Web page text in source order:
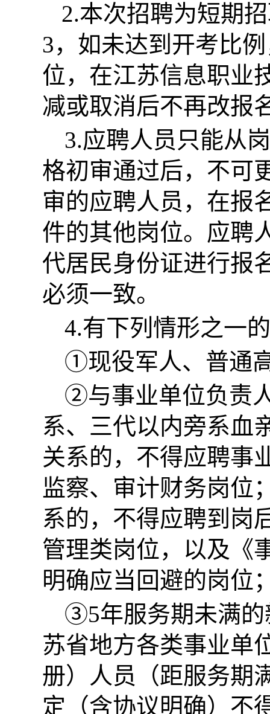
2.本次招聘为短期
3，如未达到开考比
位，在江苏信息职业
减或取消后不再改报
3.应聘人员只能从
格初审通过后，不可
审的应聘人员，在报
件的其他岗位。应聘
代居民身份证进行报
必须一致。
4.有下列情形之一
①现役军人、普通
②与事业单位负责
系、三代以内旁系血
关系的，不得应聘事
监察、审计财务岗位
系的，不得应聘到岗
管理类岗位，以及《
明确应当回避的岗位
③5年服务期未满的
苏省地方各类事业单
册）人员（距服务期
定（含协议明确）不